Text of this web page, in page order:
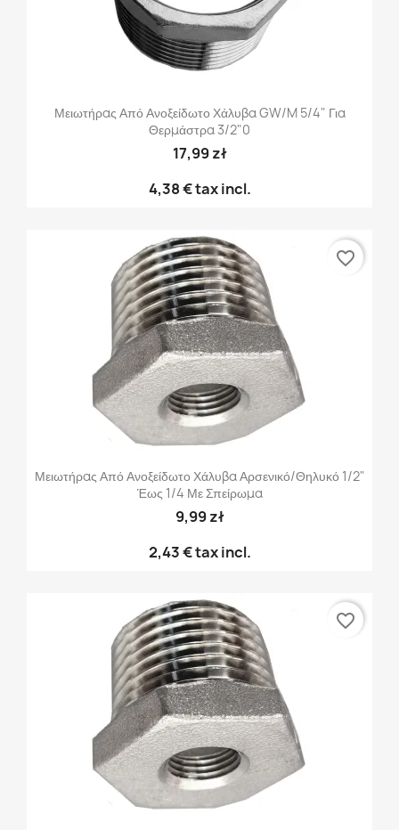
Μειωτήρας Από Ανοξείδωτο Χάλυβα GW/M 5/4" Για
Θερμάστρα 3/2"0
17,99 zł
4,38 €tax incl.
Μειωτήρας Από Ανοξείδωτο Χάλυβα Αρσενικό/θηλυκό 1/2"
Έως 1/4 Με Σπείρωμα
9,99 zł
2,43 €tax incl.
favorite_border
favorite_border